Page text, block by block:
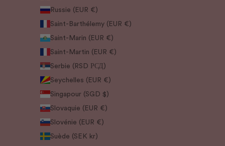
Russie (EUR €)
Saint-Barthélemy (EUR €)
Saint-Marin (EUR €)
Saint-Martin (EUR €)
Serbie (RSD РСД)
Seychelles (EUR €)
Singapour (SGD $)
Slovaquie (EUR €)
Slovénie (EUR €)
Suède (SEK kr)